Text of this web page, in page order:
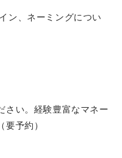
ン、ネーミングについ
さい。経験豊富なマネー
予約）